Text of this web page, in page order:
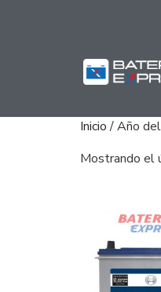
Inicio/ Año
Mostrando el